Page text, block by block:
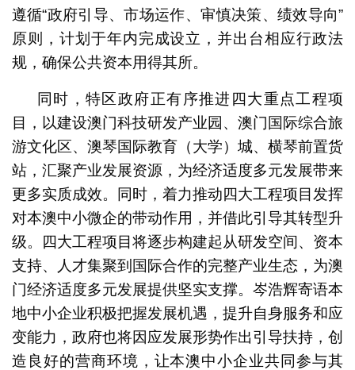
遵循“政府引导、市场运作、审慎决策、绩效导向”
原则，计划于年内完成设立，并出台相应行政法
规，确保公共资本用得其所。
同时，特区政府正有序推进四大重点工程项
目，以建设澳门科技研发产业园、澳门国际综合旅
游文化区、澳琴国际教育（大学）城、横琴前置货
站，汇聚产业发展资源，为经济适度多元发展带来
更多实质成效。同时，着力推动四大工程项目发挥
对本澳中小微企的带动作用，并借此引导其转型升
级。四大工程项目将逐步构建起从研发空间、资本
支持、人才集聚到国际合作的完整产业生态，为澳
门经济适度多元发展提供坚实支撑。岑浩辉寄语本
地中小企业积极把握发展机遇，提升自身服务和应
变能力，政府也将因应发展形势作出引导扶持，创
造良好的营商环境，让本澳中小企业共同参与其